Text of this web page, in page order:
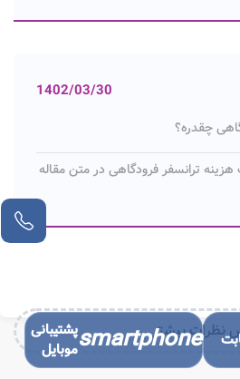
1402/03/30
چقدره؟
ترانسفر فرودگاهی در متن مقاله
نظرات بیشتر...
smartphoneپشتیبانی
موبایل